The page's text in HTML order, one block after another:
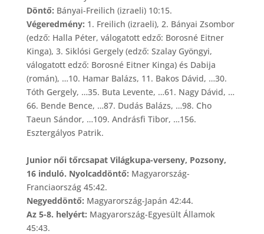
Döntő: Bányai-Freilich (izraeli) 10:15.
Végeredmény: 1. Freilich (izraeli), 2. Bányai Zsombor
(edző: Halla Péter, válogatott edző: Borosné Eitner
Kinga), 3. Siklósi Gergely (edző: Szalay Gyöngyi,
válogatott edző: Borosné Eitner Kinga) és Dabija
(román), …10. Hamar Balázs, 11. Bakos Dávid, …30.
Tóth Gergely, …35. Buta Levente, …61. Nagy Dávid, …
66. Bende Bence, …87. Dudás Balázs, …98. Cho
Taeun Sándor, …109. Andrásfi Tibor, …156.
Esztergályos Patrik.
Junior női tőrcsapat Világkupa-verseny, Pozsony,
16 induló. Nyolcaddöntő: Magyarország-
Franciaország 45:42.
Negyeddöntő: Magyarország-Japán 42:44.
Az 5-8. helyért: Magyarország-Egyesült Államok
45:43.